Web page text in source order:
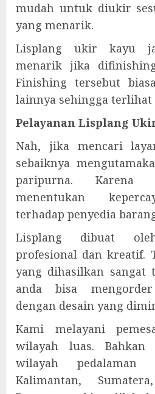
mudah untuk diukir
yang menarik.
Lisplang ukir kayu
menarik jika
Finishing tersebut
lainnya sehingga terlihat
Pelayanan Lisplang
Nah, jika mencari
sebaiknya
paripurna. Karena
menentukan
terhadap penyedia
Lisplang dibuat
profesional dan kreatif.
yang dihasilkan sangat
anda bisa
dengan desain yang
Kami melayani
wilayah luas. Bahkan
wilayah
Kalimantan,